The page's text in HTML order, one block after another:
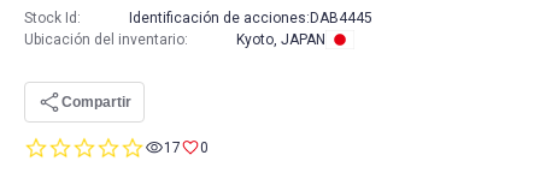
0.017 0
Stock Id: Identificación de acciones: DAB4445
Ubicación del inventario: Kyoto, JAPAN
Compartir